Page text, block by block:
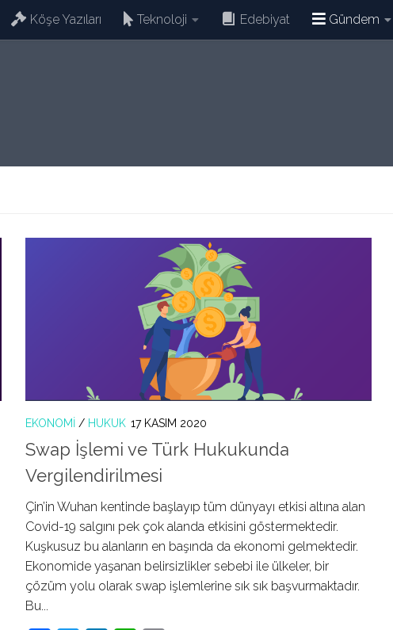
Köşe Yazıları Teknoloji Edebiyat Gündem
EKONOMI / HUKUK 17 KASIM 2020
Swap İşlemi ve Türk Hukukunda
Vergilendirilmesi
Çin’in Wuhan kentinde başlayıp tüm dünyayı etkisi altına alan
Covid-19 salgını pek çok alanda etkisini göstermektedir.
Kuşkusuz bu alanların en başında da ekonomi gelmektedir.
Ekonomide yaşanan belirsizlikler sebebi ile ülkeler, bir
çözüm yolu olarak swap işlemlerine sık sık başvurmaktadır.
Bu...